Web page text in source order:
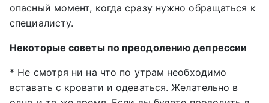
опасный момент, когда сразу нужно обращаться к
специалисту.
Некоторые советы по преодолению депрессии
* Не смотря ни на что по утрам необходимо
вставать с кровати и одеваться. Желательно в